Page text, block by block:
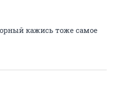
кажись тоже самое